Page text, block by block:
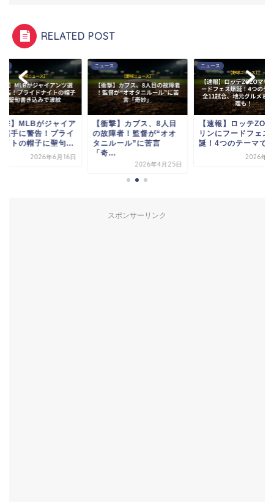
RELATED POST
撃】MLBがジャイア
選手に警告！プライ
イトの帽子に聖句...
2026年6月16日
ニュース
【衝撃】カブス、8人目
の故障者！監督が“オオ
タニルール”に苦言
「奇...
2026年4月25日
ニュース
【速報】ロッテ
リンにフードフェス
誕！4つのテーマで
2026年3
スポンサーリンク